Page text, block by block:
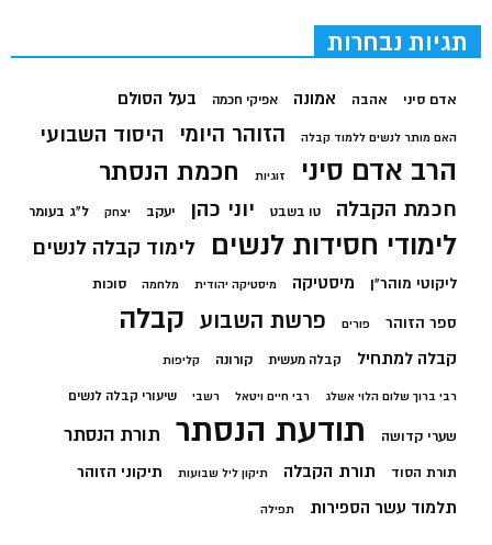
תגיות נבחרות
אדם סיני אהבה אמונה אפיקי חכמה בעל הסולם
האם מותר לנשים ללמוד קבלה הזוהר היומי היסוד השבועי
הרב אדם סיני זוגיות חכמת הנסתר
חכמת הקבלה טו בשבט יוני כהן יעקב יצחק ל"ג בעומר
לימודי חסידות לנשים לימוד קבלה לנשים
ליקוטי מוהר"ן מיסטיקה מיסטיקה יהודית מלחמה סוכות
ספר הזוהר פורים פרשת השבוע קבלה
קבלה למתחיל קבלה מעשית קורונה קליפות
רבי ברוך שלום הלוי אשלג רבי חיים ויטאל רשבי שיעורי קבלה לנשים
שערי קדושה תודעת הנסתר תורת הנסתר
תורת הסוד תורת הקבלה תיקון ליל שבועות תיקוני הזוהר
תלמוד עשר הספירות תפילה